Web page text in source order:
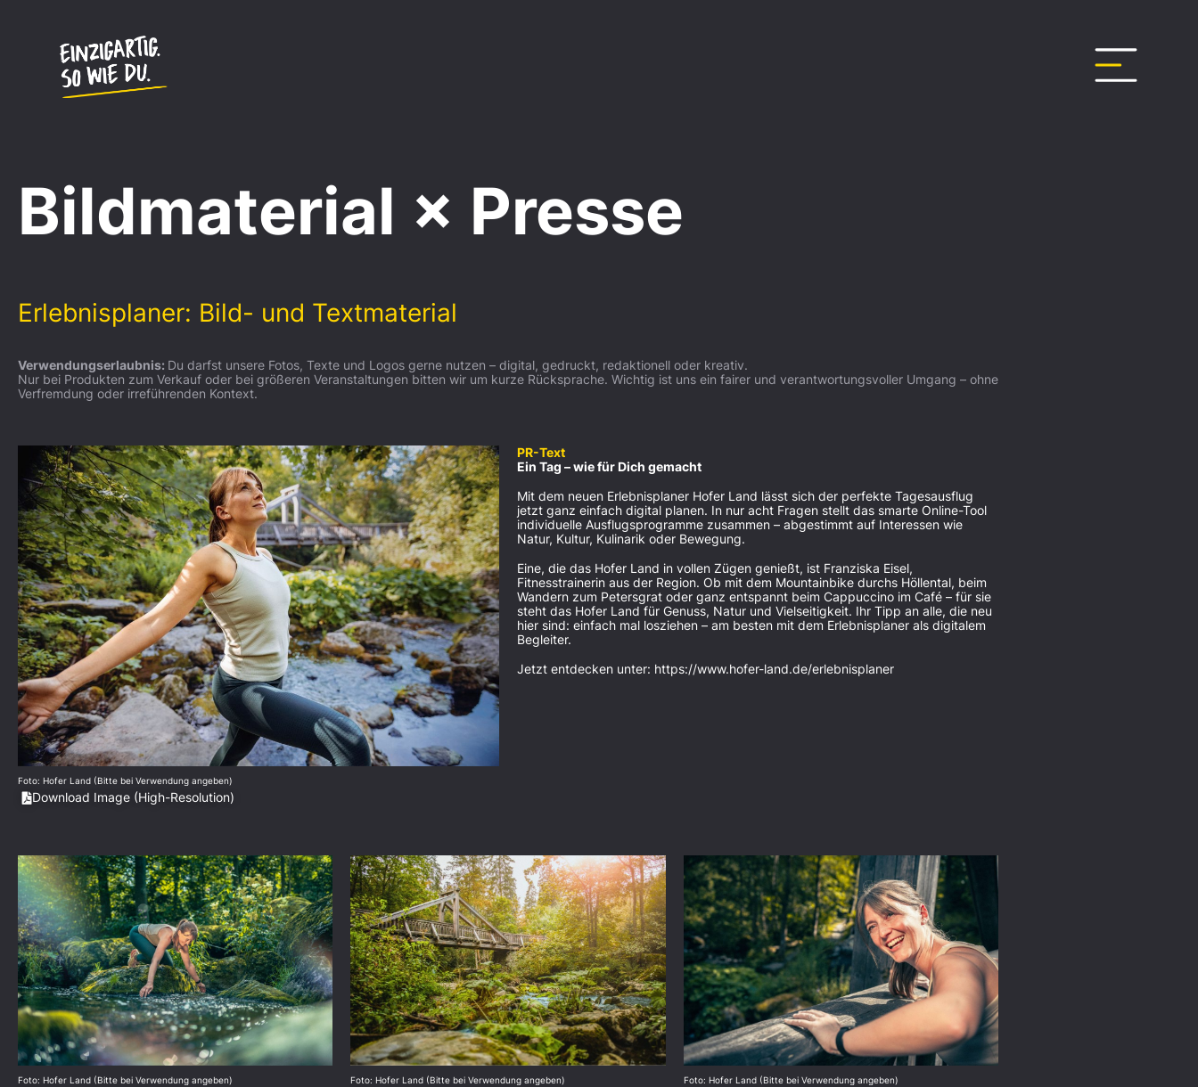
Bildmaterial × Presse​
Erlebnisplaner: Bild- und Textmaterial
Verwendungserlaubnis: Du darfst unsere Fotos, Texte und Logos gerne nutzen – digital, gedruckt, redaktionell oder kreativ.
Nur bei Produkten zum Verkauf oder bei größeren Veranstaltungen bitten wir um kurze Rücksprache. Wichtig ist uns ein fairer und verantwortungsvoller Umgang – ohne
Verfremdung oder irreführenden Kontext.
Foto: Hofer Land (Bitte bei Verwendung angeben)
Download Image (High-Resolution)
PR-Text
Ein Tag – wie für Dich gemacht
Mit dem neuen Erlebnisplaner Hofer Land lässt sich der perfekte Tagesausflug
jetzt ganz einfach digital planen. In nur acht Fragen stellt das smarte Online-Tool
individuelle Ausflugsprogramme zusammen – abgestimmt auf Interessen wie
Natur, Kultur, Kulinarik oder Bewegung.
Eine, die das Hofer Land in vollen Zügen genießt, ist Franziska Eisel,
Fitnesstrainerin aus der Region. Ob mit dem Mountainbike durchs Höllental, beim
Wandern zum Petersgrat oder ganz entspannt beim Cappuccino im Café – für sie
steht das Hofer Land für Genuss, Natur und Vielseitigkeit. Ihr Tipp an alle, die neu
hier sind: einfach mal losziehen – am besten mit dem Erlebnisplaner als digitalem
Begleiter.
Jetzt entdecken unter: https://www.hofer-land.de/erlebnisplaner
Foto: Hofer Land (Bitte bei Verwendung angeben) Foto: Hofer Land (Bitte bei Verwendung angeben) Foto: Hofer Land (Bitte bei Verwendung angeben)